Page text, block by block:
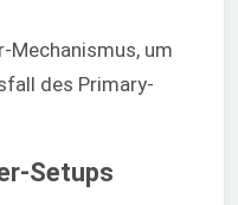
Mechanismus, um
des Primary-
Setups